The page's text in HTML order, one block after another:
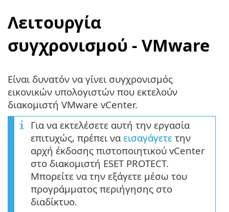
Λειτουργία
συγχρονισμού - VMware
Είναι δυνατόν να γίνει συγχρονισμός
εικονικών υπολογιστών που εκτελούν
διακομιστή VMware vCenter.
Για να εκτελέσετε αυτή την εργασία
επιτυχώς, πρέπει να εισαγάγετε την
αρχή έκδοσης πιστοποιητικού vCenter
στο διακομιστή ESET PROTECT.
Μπορείτε να την εξάγετε μέσω του
προγράμματος περιήγησης στο
διαδίκτυο.